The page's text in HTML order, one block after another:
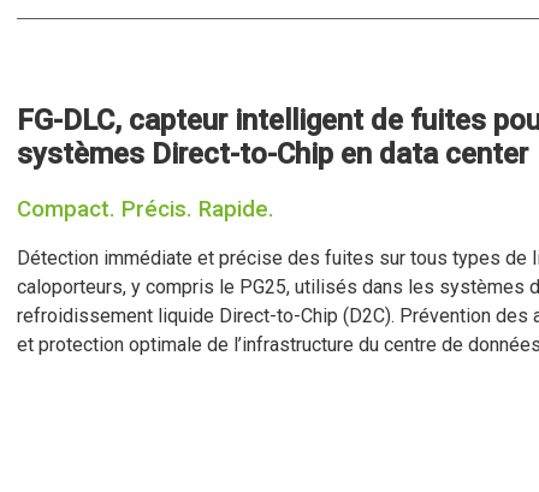
FG-DLC, capteur intelligent de fuites
systèmes Direct-to-Chip en data center
Compact. Précis. Rapide.
Détection immédiate et précise des fuites sur tous types de
caloporteurs, y compris le PG25, utilisés dans les systèmes
refroidissement liquide Direct-to-Chip (D2C). Prévention des
et protection optimale de l’infrastructure du centre de